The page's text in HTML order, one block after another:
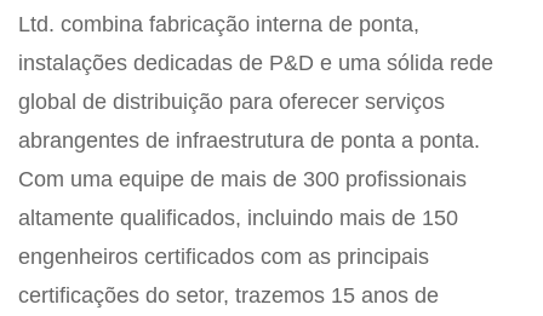
Ltd. combina fabricação interna de ponta,
instalações dedicadas de P&D e uma sólida rede
global de distribuição para oferecer serviços
abrangentes de infraestrutura de ponta a ponta.
Com uma equipe de mais de 300 profissionais
altamente qualificados, incluindo mais de 150
engenheiros certificados com as principais
certificações do setor, trazemos 15 anos de